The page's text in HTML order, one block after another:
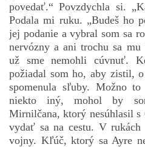
povedať.“ Povzdychla si.
Podala mi ruku. „Budeš ho
jej podanie a vybral som sa
nervózny a ani trochu sa mu
už sme nemohli cúvnuť.
požiadal som ho, aby zistil,
spomenula sľuby. Možno
niekto iný, mohol by
Mirnilčana, ktorý nesúhlasil s
vydať sa na cestu. V
vojny. Kľúč, ktorý sa Ayre